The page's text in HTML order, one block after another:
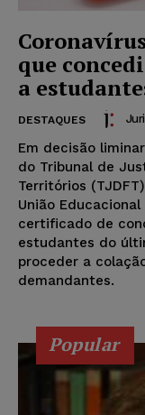
que
a
DESTAQUES
Em decisão
do Tribunal de
Territórios
União
certificado de
estudantes do
proceder a
demandantes.
Popular